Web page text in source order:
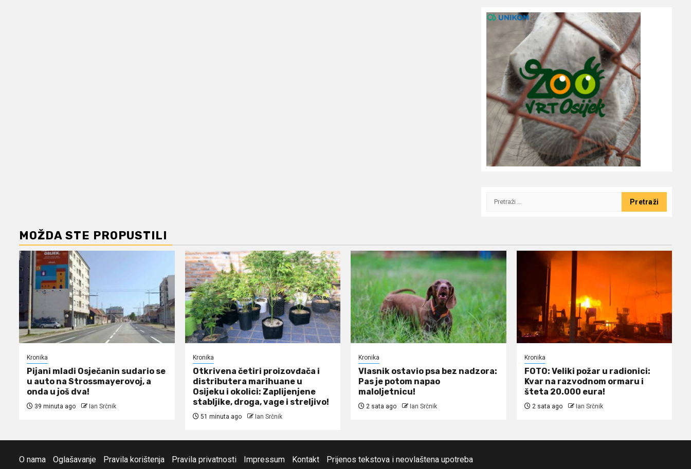
Pretraži:
MOŽDA STE PROPUSTILI
Kronika
Pijani mladi Osječanin sudario se
u auto na Strossmayerovoj, a
onda u još dva!
39 minuta ago Ian Srčnik
Kronika
Otkrivena četiri proizovđača i
distributera marihuane u
Osijeku i okolici: Zaplijenjene
stabljike, droga, vage i streljivo!
51 minuta ago Ian Srčnik
Kronika
Vlasnik ostavio psa bez nadzora:
Pas je potom napao
maloljetnicu!
2 sata ago Ian Srčnik
Kronika
FOTO: Veliki požar u radionici:
Kvar na razvodnom ormaru i
šteta 20.000 eura!
2 sata ago Ian Srčnik
O nama Oglašavanje Pravila korištenja Pravila privatnosti Impressum Kontakt Prijenos tekstova i neovlaštena upotreba